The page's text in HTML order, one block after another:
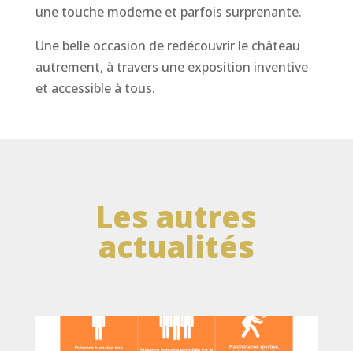
une touche moderne et parfois surprenante.
Une belle occasion de redécouvrir le château
autrement, à travers une exposition inventive
et accessible à tous.
Les autres
actualités